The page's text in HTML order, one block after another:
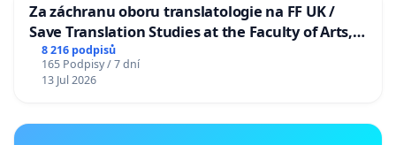
Za záchranu oboru translatologie na FF UK /
Save Translation Studies at the Faculty of Arts,
Charles University
8 216 podpisů
165 Podpisy / 7 dní
13 Jul 2026